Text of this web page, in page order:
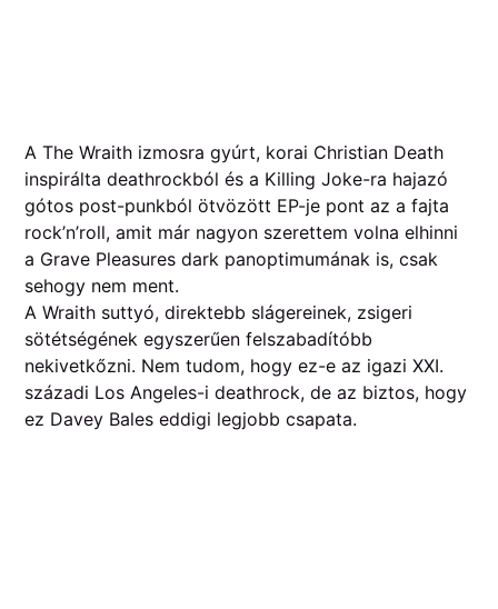
A The Wraith izmosra gyúrt, korai Christian Death
inspirálta deathrockból és a Killing Joke-ra hajazó
gótos post-punkból ötvözött EP-je pont az a fajta
rock’n’roll, amit már nagyon szerettem volna elhinni
a Grave Pleasures dark panoptimumának is, csak
sehogy nem ment.
A Wraith suttyó, direktebb slágereinek, zsigeri
sötétségének egyszerűen felszabadítóbb
nekivetkőzni. Nem tudom, hogy ez-e az igazi XXI.
századi Los Angeles-i deathrock, de az biztos, hogy
ez Davey Bales eddigi legjobb csapata.